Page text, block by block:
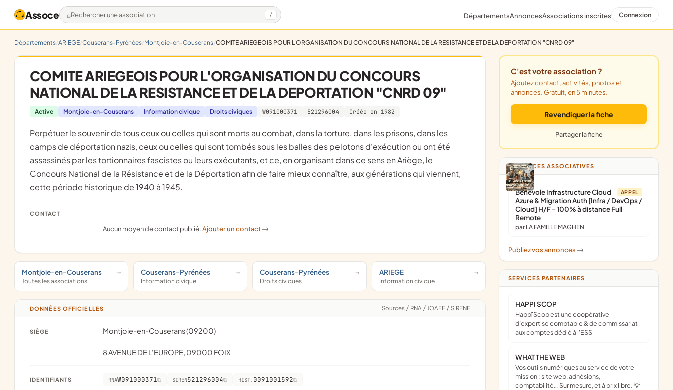
Assoce Rechercher une association / DépartementsAnnoncesAssociations inscrites Connexion
Départements ARIEGE Couserans-Pyrénées Montjoie-en-Couserans COMITE ARIEGEOIS POUR L'ORGANISATION DU CONCOURS NATIONAL DE LA RESISTANCE ET DE LA DEPORTATION "CNRD 09"
COMITE ARIEGEOIS POUR L'ORGANISATION DU CONCOURS
NATIONAL DE LA RESISTANCE ET DE LA DEPORTATION "CNRD 09"
Active Montjoie-en-Couserans Information civique Droits civiques W091000371 521296004 Créée en 1982
Perpétuer le souvenir de tous ceux ou celles qui sont morts au combat, dans la torture, dans les prisons, dans les
camps de déportation nazis, ceux ou celles qui sont tombés sous les balles des pelotons d'exécution ou ont été
assassinés par les tortionnaires fascistes ou leurs exécutants, et ce, en organisant dans ce sens en Ariège, le
Concours National de la Résistance et de la Déportation afin de faire mieux connaître, aux générations qui viennent,
cette période historique de 1940 à 1945.
CONTACT
Aucun moyen de contact publié.Ajouter un contact ->
Montjoie-en-Couserans
Toutes les associations
Couserans-Pyrénées
Information civique
Couserans-Pyrénées
Droits civiques
ARIEGE
Information civique
DONNÉES OFFICIELLES Sources / RNA / JOAFE / SIRENE
SIÈGE Montjoie-en-Couserans (09200)
8 AVENUE DE L'EUROPE, 09000 FOIX
IDENTIFIANTS RNAW091000371 SIREN521296004 HIST. 0091001592
C'est votre association ?
Ajoutez contact, activités, photos et
annonces. Gratuit, en 5 minutes.
Revendiquer la fiche
Partager la fiche
ANNONCES ASSOCIATIVES
APPEL
Bénévole Infrastructure Cloud
Azure & Migration Auth [Infra / DevOps /
Cloud] H/F - 100% à distance Full
Remote
par LA FAMILLE MAGHEN
Publiez vos annonces ->
SERVICES PARTENAIRES
HAPPI SCOP
Happï Scop est une coopérative
d’expertise comptable & de commissariat
aux comptes dédié à l'ESS
WHAT THE WEB
Vos outils numériques au service de votre
mission : site web, adhésions,
comptabilité… Sur mesure, et à prix libre. 💡